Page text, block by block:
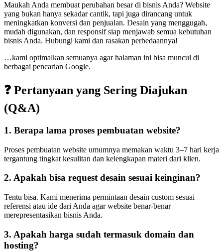
Maukah Anda membuat perubahan besar di bisnis Anda? Website
yang bukan hanya sekadar cantik, tapi juga dirancang untuk
meningkatkan konversi dan penjualan. Desain yang menggugah,
mudah digunakan, dan responsif siap menjawab semua kebutuhan
bisnis Anda. Hubungi kami dan rasakan perbedaannya!
…kami optimalkan semuanya agar halaman ini bisa muncul di
berbagai pencarian Google.
❓ Pertanyaan yang Sering Diajukan
(Q&A)
1. Berapa lama proses pembuatan website?
Proses pembuatan website umumnya memakan waktu 3–7 hari kerja
tergantung tingkat kesulitan dan kelengkapan materi dari klien.
2. Apakah bisa request desain sesuai keinginan?
Tentu bisa. Kami menerima permintaan desain custom sesuai
referensi atau ide dari Anda agar website benar-benar
merepresentasikan bisnis Anda.
3. Apakah harga sudah termasuk domain dan
hosting?